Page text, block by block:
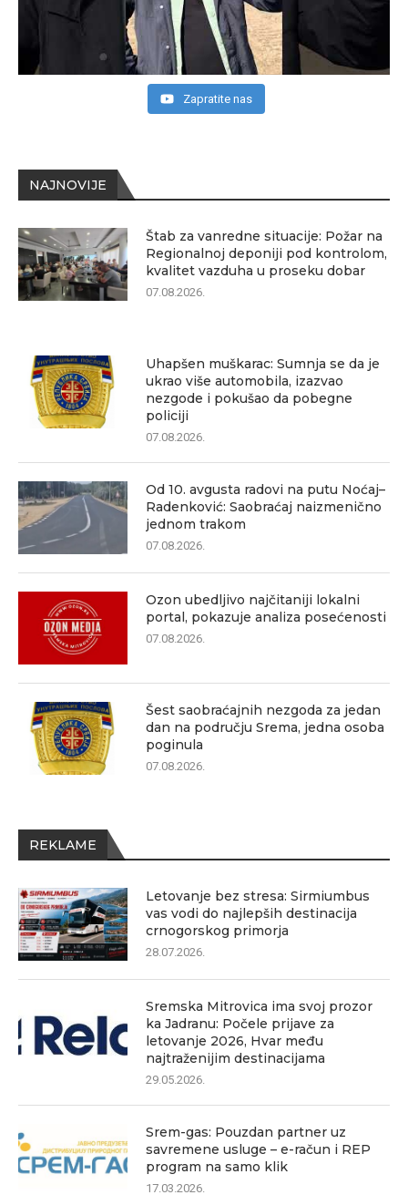
NAJNOVIJE
Štab za vanredne situacije: Požar na
Regionalnoj deponiji pod kontrolom,
kvalitet vazduha u proseku dobar
07.08.2026.
Uhapšen muškarac: Sumnja se da je
ukrao više automobila, izazvao
nezgode i pokušao da pobegne
policiji
07.08.2026.
Od 10. avgusta radovi na putu Noćaj–
Radenković: Saobraćaj naizmenično
jednom trakom
07.08.2026.
Ozon ubedljivo najčitaniji lokalni
portal, pokazuje analiza posećenosti
07.08.2026.
Šest saobraćajnih nezgoda za jedan
dan na području Srema, jedna osoba
poginula
07.08.2026.
REKLAME
Letovanje bez stresa: Sirmiumbus
vas vodi do najlepših destinacija
crnogorskog primorja
28.07.2026.
Sremska Mitrovica ima svoj prozor
ka Jadranu: Počele prijave za
letovanje 2026, Hvar među
najtraženijim destinacijama
29.05.2026.
Srem-gas: Pouzdan partner uz
savremene usluge – e-račun i REP
program na samo klik
17.03.2026.
Zapratite nas